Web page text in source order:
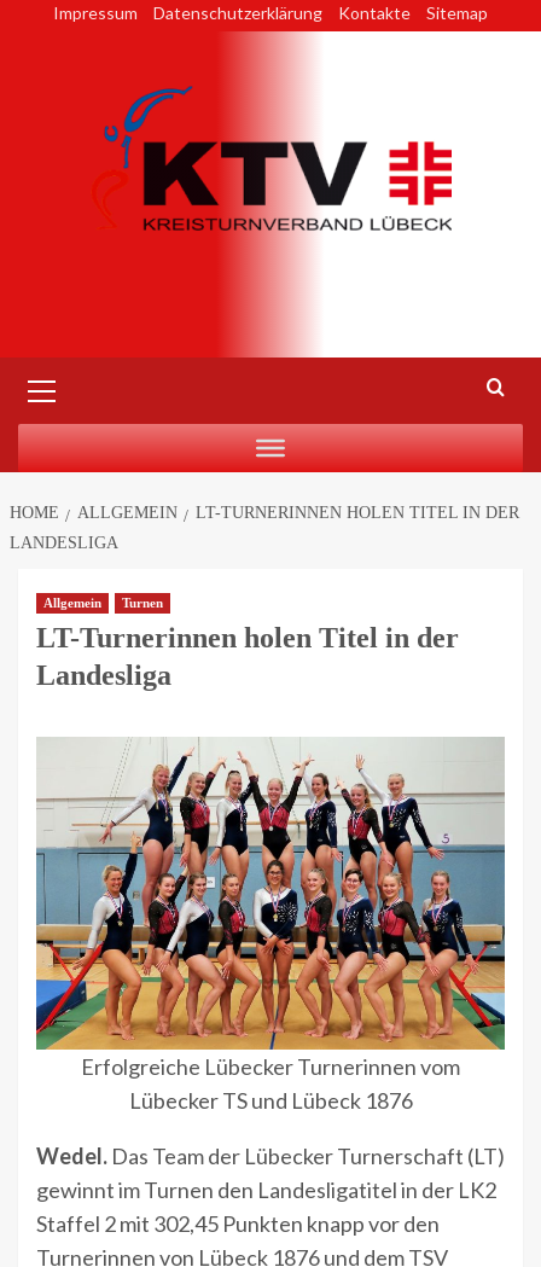
Impressum Datenschutzerklärung Kontakte Sitemap
Menu
HOME ALLGEMEIN
LT-TURNERINNEN HOLEN TITEL IN DER
LANDESLIGA
Allgemein Turnen
LT-Turnerinnen holen Titel in der
Landesliga
Erfolgreiche Lübecker Turnerinnen vom
Lübecker TS und Lübeck 1876
Wedel. Das Team der Lübecker Turnerschaft (LT)
gewinnt im Turnen den Landesligatitel in der LK2
Staffel 2 mit 302,45 Punkten knapp vor den
Turnerinnen von Lübeck 1876 und dem TSV